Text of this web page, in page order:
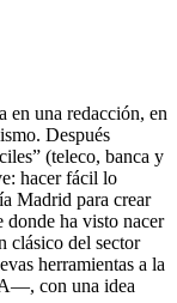
en una redacción, en
Después
(teleco, banca y
hacer fácil lo
Madrid para crear
donde ha visto nacer
clásico del sector
herramientas a la
con una idea